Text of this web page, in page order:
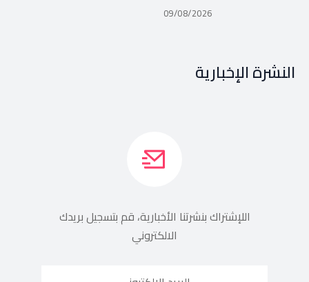
09/08/2026
النشرة الإخبارية
اللإشتراك بنشرتنا الأخبارية، قم بتسجيل بريدك
الالكتروني